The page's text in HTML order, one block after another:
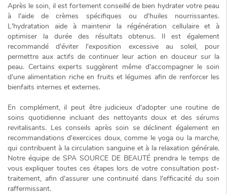
Après le soin, il est fortement conseillé de bien hydrater votre peau
à l'aide de crèmes spécifiques ou d'huiles nourrissantes.
L'hydratation aide à maintenir la régénération cellulaire et à
optimiser la durée des résultats obtenus. Il est également
recommandé d'éviter l'exposition excessive au soleil, pour
permettre aux actifs de continuer leur action en douceur sur la
peau. Certains experts suggèrent même d'accompagner le soin
d'une alimentation riche en fruits et légumes afin de renforcer les
bienfaits internes et externes.
En complément, il peut être judicieux d'adopter une routine de
soins quotidienne incluant des nettoyants doux et des sérums
revitalisants. Les conseils après soin se déclinent également en
recommandations d'exercices doux, comme le yoga ou la marche,
qui contribuent à la circulation sanguine et à la relaxation générale.
Notre équipe de SPA SOURCE DE BEAUTÉ prendra le temps de
vous expliquer toutes ces étapes lors de votre consultation post-
traitement, afin d'assurer une continuité dans l'efficacité du soin
raffermissant.